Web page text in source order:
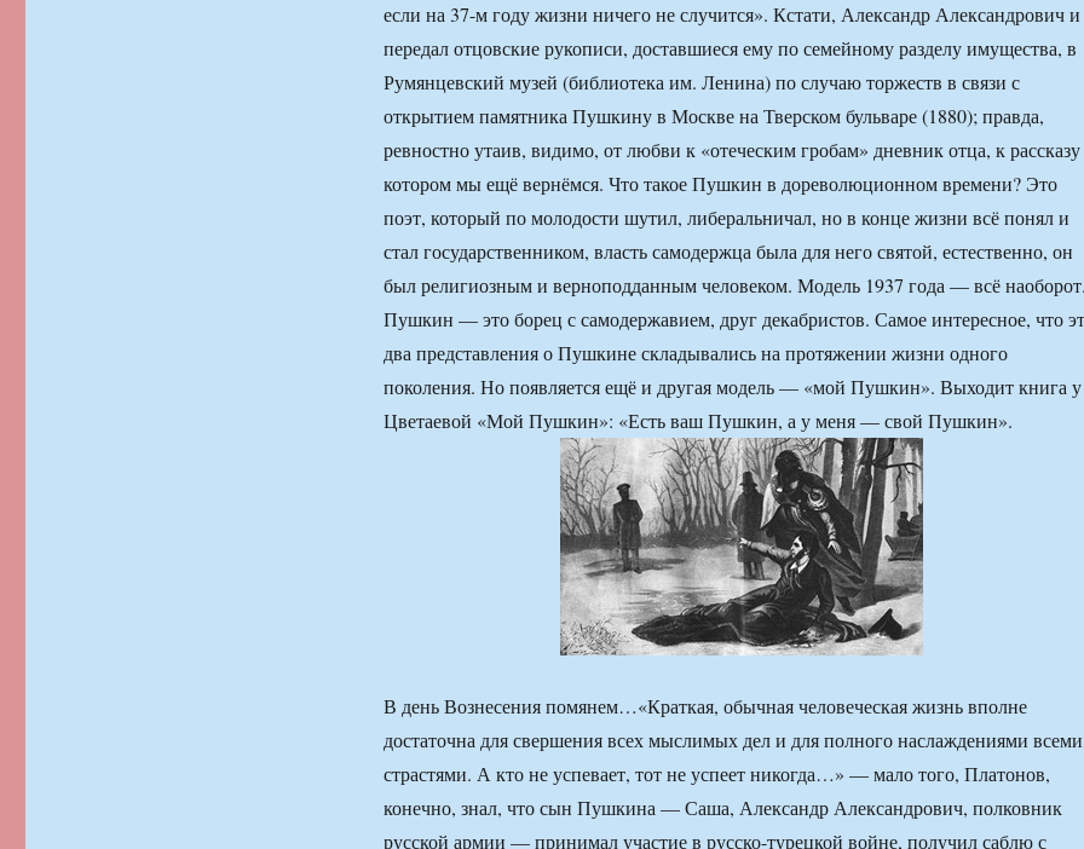
если на 37-м году жизни ничего не случится». Кстати, Александр Александрович и
передал отцовские рукописи, доставшиеся ему по семейному разделу имущества, в
Румянцевский музей (библиотека им. Ленина) по случаю торжеств в связи с
открытием памятника Пушкину в Москве на Тверском бульваре (1880); правда,
ревностно утаив, видимо, от любви к «отеческим гробам» дневник отца, к
котором мы ещё вернёмся. Что такое Пушкин в дореволюционном времени? Это
поэт, который по молодости шутил, либеральничал, но в конце жизни всё понял и
стал государственником, власть самодержца была для него святой, естественно, он
был религиозным и верноподданным человеком. Модель 1937 года — всё
Пушкин — это борец с самодержавием, друг декабристов. Самое интересное, что
два представления о Пушкине складывались на протяжении жизни одного
поколения. Но появляется ещё и другая модель — «мой Пушкин». Выходит книга у
Цветаевой «Мой Пушкин»: «Есть ваш Пушкин, а у меня — свой Пушкин».
В день Вознесения помянем…«Краткая, обычная человеческая жизнь вполне
достаточна для свершения всех мыслимых дел и для полного наслаждениями всеми
страстями. А кто не успевает, тот не успеет никогда…» — мало того, Платонов,
конечно, знал, что сын Пушкина — Саша, Александр Александрович, полковник
русской армии — принимал участие в русско-турецкой войне, получил саблю с